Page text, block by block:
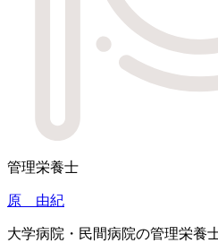
管理栄養士
原 由紀
大学病院・民間病院の管理栄養